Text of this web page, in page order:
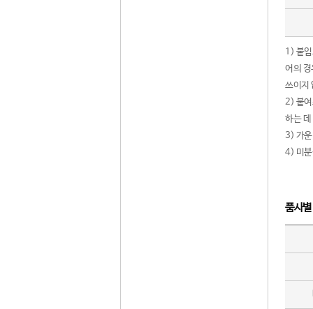
1) 붙
어의
쓰이지
2) 붙여
하는
3) 가운
4) 미분
품사